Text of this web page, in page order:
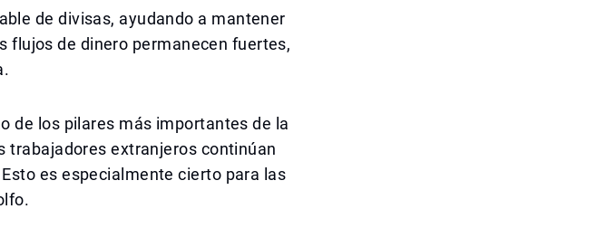
de divisas, ayudando a mantener
flujos de dinero permanecen fuertes,
de los pilares más importantes de la
trabajadores extranjeros continúan
es especialmente cierto para las